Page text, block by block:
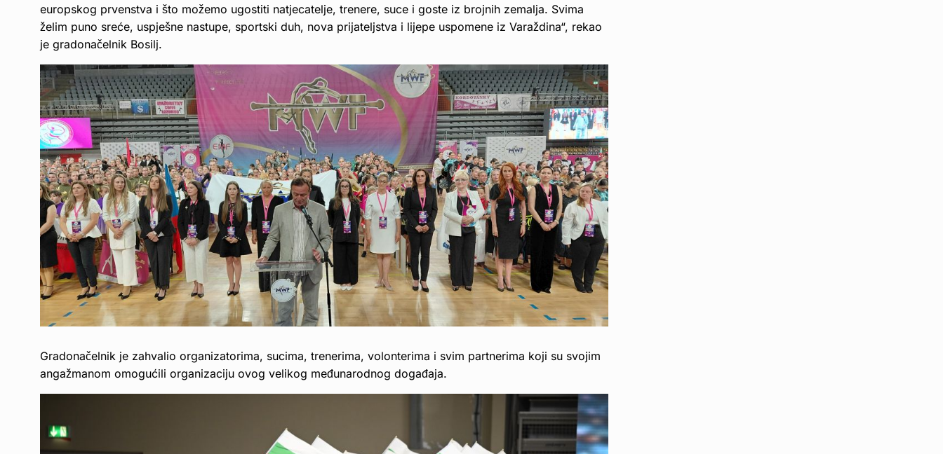
europskog prvenstva i što možemo ugostiti natjecatelje, trenere, suce i goste iz brojnih zemalja. Svima
želim puno sreće, uspješne nastupe, sportski duh, nova prijateljstva i lijepe uspomene iz Varaždina“, rekao
je gradonačelnik Bosilj.
Gradonačelnik je zahvalio organizatorima, sucima, trenerima, volonterima i svim partnerima koji su svojim
angažmanom omogućili organizaciju ovog velikog međunarodnog događaja.